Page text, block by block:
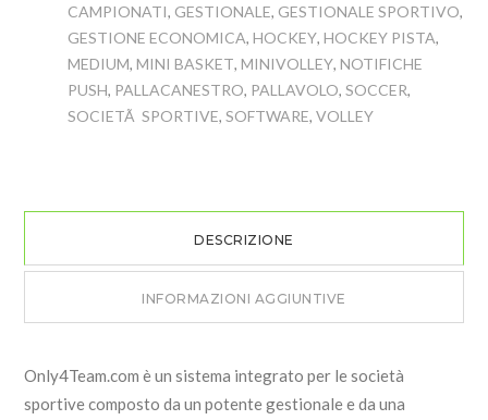
CAMPIONATI, GESTIONALE, GESTIONALE SPORTIVO,
GESTIONE ECONOMICA,HOCKEY,HOCKEY PISTA,
MEDIUM,MINI BASKET,MINIVOLLEY,NOTIFICHE
PUSH, PALLACANESTRO, PALLAVOLO,SOCCER,
SOCIETÃ SPORTIVE,SOFTWARE,VOLLEY
DESCRIZIONE
INFORMAZIONI AGGIUNTIVE
Only4Team.com è un sistema integrato per le società
sportive composto da un potente gestionale e da una